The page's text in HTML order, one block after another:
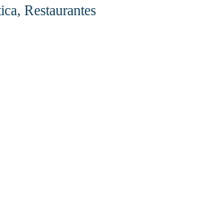
Restaurantes